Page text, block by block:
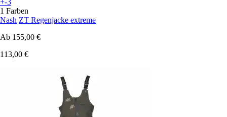
1 Farben
Nash ZT Regenjacke extreme
Ab 155,00 €
113,00 €